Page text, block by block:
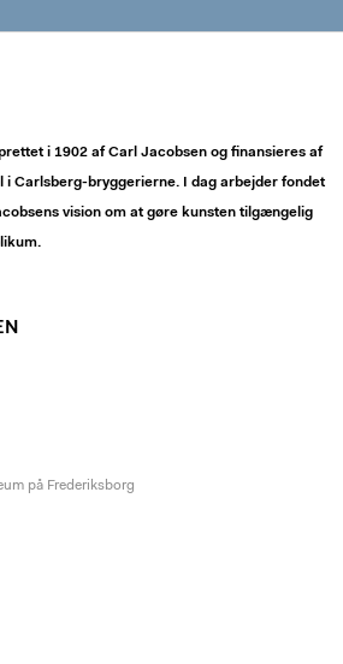
i 1902 af Carl Jacobsen og finansieres af
Carlsberg-bryggerierne. I dag arbejder fondet
vision om at gøre kunsten tilgængelig
på Frederiksborg